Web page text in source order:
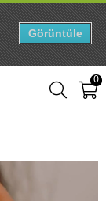
0
Görüntüle